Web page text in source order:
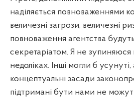
наділяється повноваженнями
величезні загрози, величезні
повноваження агентства
секретаріатом. Я не зупиняюся
недоліках. Інші могли б
концептуальні засади
підтримані бути нами не